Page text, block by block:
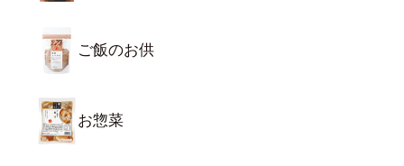
ご飯のお供
お惣菜